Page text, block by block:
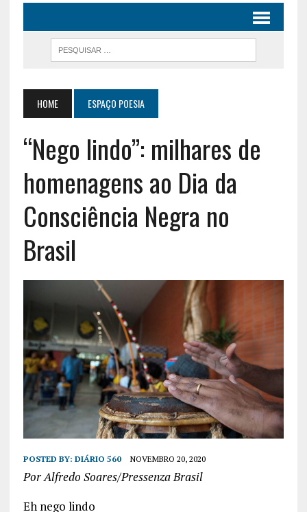
HOME ESPAÇO POESIA
“Nego lindo”: milhares de
homenagens ao Dia da
Consciência Negra no
Brasil
POSTED BY: DIÁRIO 560 NOVEMBRO 20, 2020
Por Alfredo Soares/Pressenza Brasil
Eh nego lindo